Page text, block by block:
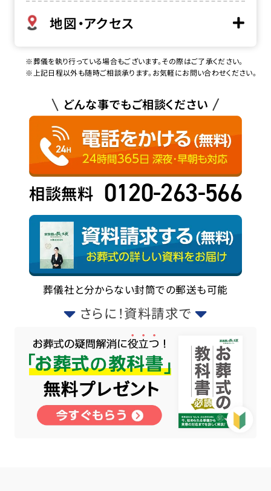
地図・アクセス
※葬儀を執り行っている場合もございます。その際はご了承ください。
※上記日程以外も随時ご相談承ります。お気軽にお問い合わせください。
どんな事でもご相談ください
相談無料 0120-263-566
葬儀社と分からない封筒での郵送も可能
さらに！資料請求で